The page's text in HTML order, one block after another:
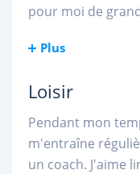
pour moi de
Plus
Loisir
Pendant mon
m'entraîne
un coach. J'aime